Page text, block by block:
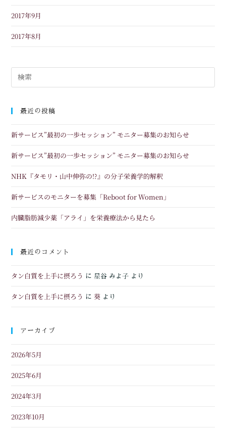
2017年9月
2017年8月
最近の投稿
新サービス”最初の一歩セッション” モニター募集のお知らせ
新サービス”最初の一歩セッション” モニター募集のお知らせ
NHK『タモリ・山中伸弥の!?』の分子栄養学的解釈
新サービスのモニターを募集「Reboot for Women」
内臓脂肪減少薬「アライ」を栄養療法から見たら
最近のコメント
タン白質を上手に摂ろう に 星谷 みよ子 より
タン白質を上手に摂ろう に葵 より
アーカイブ
2026年5月
2025年6月
2024年3月
2023年10月